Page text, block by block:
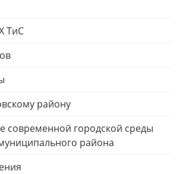
ТиС
району
современной городской среды
района